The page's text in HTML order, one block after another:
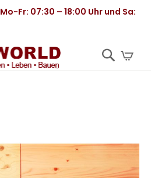
Mo-Fr: 07:30 – 18:00 Uhr und Sa: